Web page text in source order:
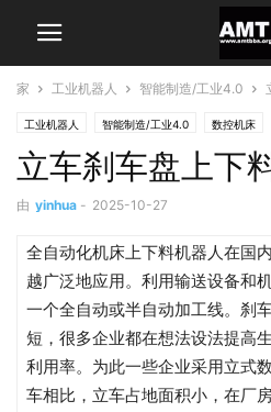
家 工业机器人 智能制造/工业4.0
工业机器人 智能制造/工业4.0 数控机床
立车刹车盘上下
由 yinhua - 2025-10-27
全自动化机床上下料机器人在国
越广泛地应用。利用输送设备和
一个全自动或半自动加工线。刹
短，很多企业都在想法设法提高
利用率。为此一些企业采用立式
车相比，立车占地面积小，在厂